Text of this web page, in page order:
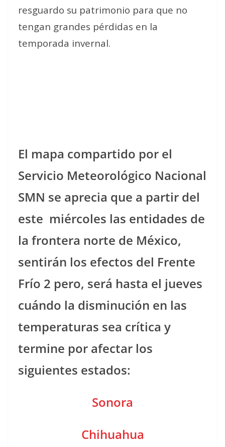
resguardo su patrimonio para que no
tengan grandes pérdidas en la
temporada invernal.
El mapa compartido por el
Servicio Meteorológico Nacional
SMN se aprecia que a partir del
este miércoles las entidades de
la frontera norte de México,
sentirán los efectos del Frente
Frío 2 pero, será hasta el jueves
cuándo la disminución en las
temperaturas sea crítica y
termine por afectar los
siguientes estados:
Sonora
Chihuahua